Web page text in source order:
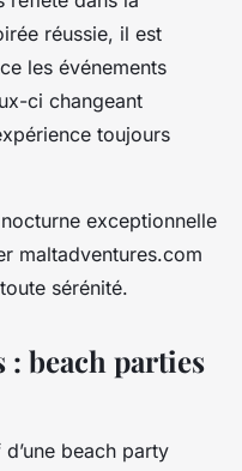
réussie, il est
les événements
ci changeant
toujours
exceptionnelle
maltadventures.com
sérénité.
: beach parties
beach party